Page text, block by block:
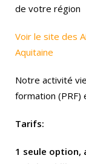
de votre région
Voir le site des
Aquitaine
Notre activité
formation (PRF)
Tarifs:
1 seule option,